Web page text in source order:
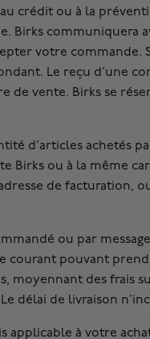
crédit ou à la
communiquera
votre commande.
Le reçu d’une
vente. Birks se
d’articles achetés
Birks ou à la même
de facturation,
ou par
pouvant
des frais
délai de livraison
applicable à votre